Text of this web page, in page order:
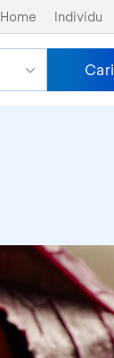
Home Individu
Cari